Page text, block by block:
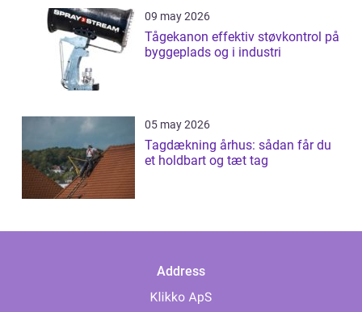
09 may 2026
Tågekanon effektiv støvkontrol på
byggeplads og i industri
05 may 2026
Tagdækning århus: sådan får du
et holdbart og tæt tag
Address